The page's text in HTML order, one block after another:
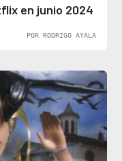
en junio 2024
POR RODRIGO AYALA